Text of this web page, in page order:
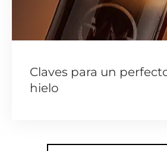
Claves para un
hielo